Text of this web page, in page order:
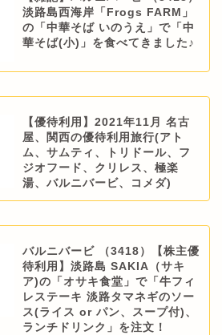
淡路島西海岸「Frogs FARM」
の「中華そば いのうえ」で「中
華そば(小)」を食べてきました♪
【優待利用】2021年11月 名古
屋、関西の優待利用旅行(アト
ム、サムティ、トリドール、フ
ジオフード、クリレス、極楽
湯、バルニバービ、コメダ)
バルニバービ （3418）【株主優
待利用】淡路島 SAKIA（サキ
ア)の「オサキ食堂」で「牛フィ
レステーキ 淡路タマネギのソー
ス(ライス or パン、スープ付)、
ランチドリンク」を注文！